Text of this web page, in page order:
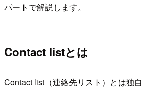
パートで解説します。
Contact listとは
Contact list（連絡先リスト）とは独